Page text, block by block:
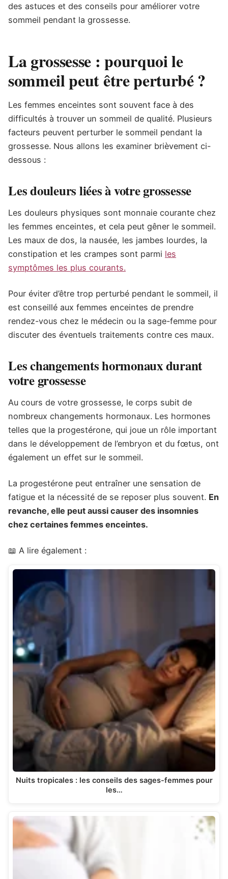
des astuces et des conseils pour améliorer votre
sommeil pendant la grossesse.
La grossesse : pourquoi le
sommeil peut être perturbé ?
Les femmes enceintes sont souvent face à des
difficultés à trouver un sommeil de qualité. Plusieurs
facteurs peuvent perturber le sommeil pendant la
grossesse. Nous allons les examiner brièvement ci-
dessous :
Les douleurs liées à votre grossesse
Les douleurs physiques sont monnaie courante chez
les femmes enceintes, et cela peut gêner le sommeil.
Les maux de dos, la nausée, les jambes lourdes, la
constipation et les crampes sont parmi les
symptômes les plus courants.
Pour éviter d’être trop perturbé pendant le sommeil, il
est conseillé aux femmes enceintes de prendre
rendez-vous chez le médecin ou la sage-femme pour
discuter des éventuels traitements contre ces maux.
Les changements hormonaux durant
votre grossesse
Au cours de votre grossesse, le corps subit de
nombreux changements hormonaux. Les hormones
telles que la progestérone, qui joue un rôle important
dans le développement de l’embryon et du fœtus, ont
également un effet sur le sommeil.
La progestérone peut entraîner une sensation de
fatigue et la nécessité de se reposer plus souvent. En
revanche, elle peut aussi causer des insomnies
chez certaines femmes enceintes.
📖 A lire également :
Nuits tropicales : les conseils des sages-femmes pour
les…